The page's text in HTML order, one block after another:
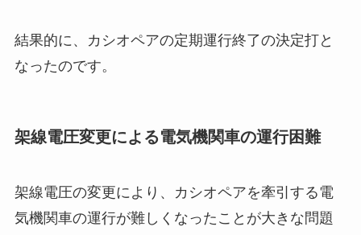
結果的に、カシオペアの定期運行終了の決定打と
なったのです。
架線電圧変更による電気機関車の運行困難
架線電圧の変更により、カシオペアを牽引する電
気機関車の運行が難しくなったことが大きな問題